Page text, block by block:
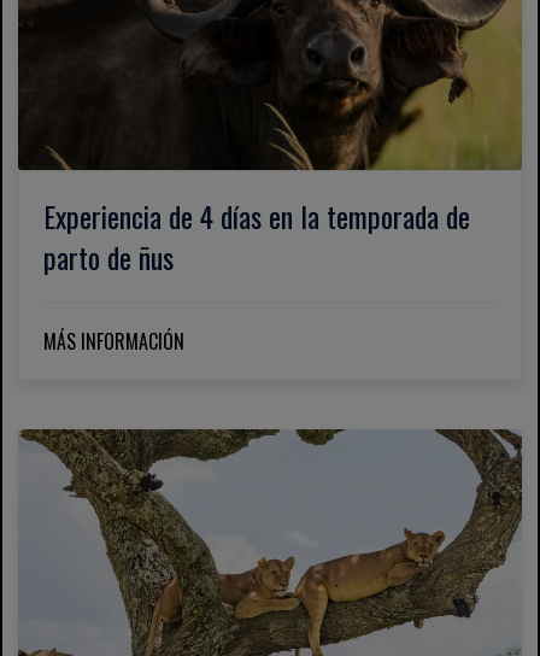
Experiencia de 4 días en la temporada de
parto de ñus
MÁS INFORMACIÓN